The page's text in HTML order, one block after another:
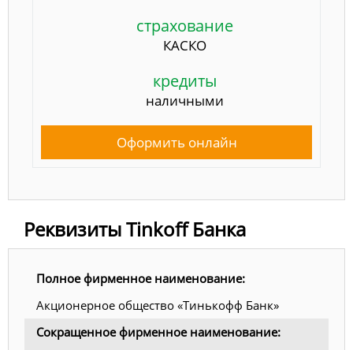
страхование
КАСКО
кредиты
наличными
Оформить онлайн
Реквизиты Tinkoff Банка
Полное фирменное наименование:
Акционерное общество «Тинькофф Банк»
Сокращенное фирменное наименование: